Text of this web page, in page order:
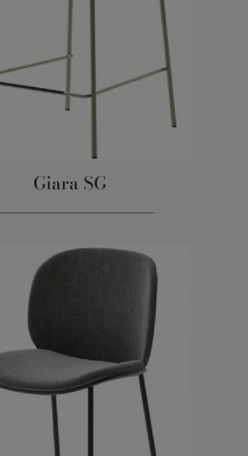
Giara SG